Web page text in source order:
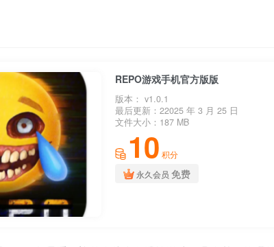
REPO游戏手机官方版版
版本： v1.0.1
最后更新：22025 年 3 月 25 日
文件大小：187 MB
10 积分
永久会员 免费